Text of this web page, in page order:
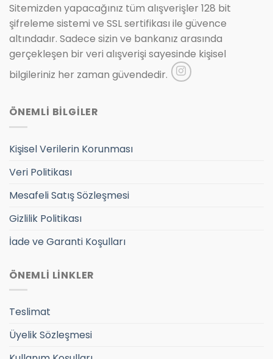
Sitemizden yapacağınız tüm alışverişler 128 bit
şifreleme sistemi ve SSL sertifikası ile güvence
altındadır. Sadece sizin ve bankanız arasında
gerçekleşen bir veri alışverişi sayesinde kişisel
bilgileriniz her zaman güvendedir.
ÖNEMLİ BİLGİLER
Kişisel Verilerin Korunması
Veri Politikası
Mesafeli Satış Sözleşmesi
Gizlilik Politikası
İade ve Garanti Koşulları
ÖNEMLİ LİNKLER
Teslimat
Üyelik Sözleşmesi